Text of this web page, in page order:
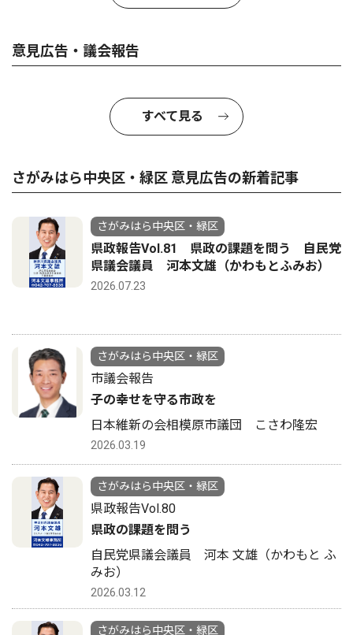
意見広告・議会報告
すべて見る
さがみはら中央区・緑区 意見広告の新着記事
さがみはら中央区・緑区
県政報告Vol.81 県政の課題を問う 自民党
県議会議員 河本文雄（かわもとふみお）
2026.07.23
さがみはら中央区・緑区
市議会報告
子の幸せを守る市政を
日本維新の会相模原市議団 こさわ隆宏
2026.03.19
さがみはら中央区・緑区
県政報告Vol.80
県政の課題を問う
自民党県議会議員 河本 文雄（かわもと ふ
みお）
2026.03.12
さがみはら中央区・緑区